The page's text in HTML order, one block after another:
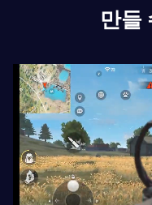
만들